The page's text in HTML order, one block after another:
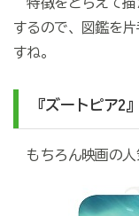
するので、図鑑を
すね。
『ズートピア2
もちろん映画の人